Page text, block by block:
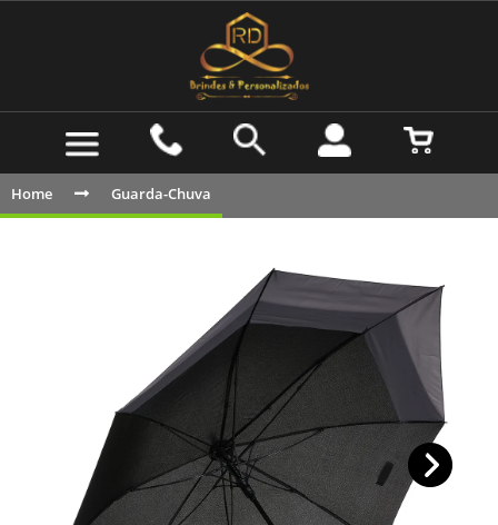
Home Guarda-Chuva